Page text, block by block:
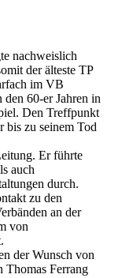
nachweislich
der älteste TP
im VB
60-er Jahren in
Den Treffpunkt
bis zu seinem Tod
Er führte
auch
durch.
zu den
an der
von
der Wunsch von
Thomas Ferrang